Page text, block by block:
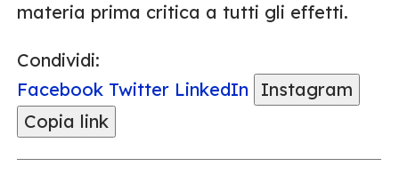
materia prima critica a tutti gli effetti.
Condividi:
Facebook Twitter LinkedIn
Instagram
Copia link